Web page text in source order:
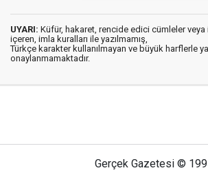
UYARI: Küfür, hakaret, rencide edici cümleler veya
içeren, imla kuralları ile yazılmamış,
Türkçe karakter kullanılmayan ve büyük harflerle
onaylanmamaktadır.
Gerçek Gazetesi ©